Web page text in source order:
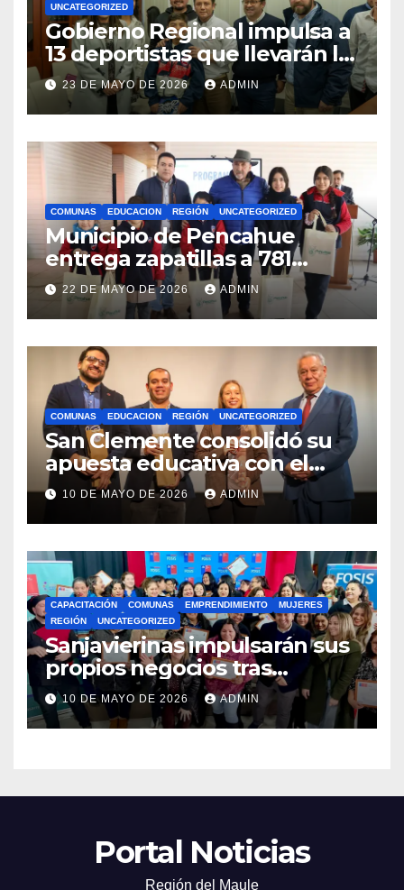
UNCATEGORIZED
Gobierno Regional impulsa a
13 deportistas que llevarán la
bandera maulina a
competencias
internacionales
23 DE MAYO DE 2026 ADMIN
COMUNAS EDUCACION REGIÓN UNCATEGORIZED
Municipio de Pencahue
entrega zapatillas a 781
estudiantes con recursos del
Royalty Minero
22 DE MAYO DE 2026 ADMIN
COMUNAS EDUCACION REGIÓN UNCATEGORIZED
San Clemente consolidó su
apuesta educativa con el
lanzamiento del
Preuniversitario Brotes 2026
10 DE MAYO DE 2026 ADMIN
CAPACITACIÓN COMUNAS EMPRENDIMIENTO
MUJERES
REGIÓN
UNCATEGORIZED
Sanjavierinas impulsarán sus
propios negocios tras
capacitarse junto al FOSIS
10 DE MAYO DE 2026 ADMIN
Portal Noticias
Región del Maule